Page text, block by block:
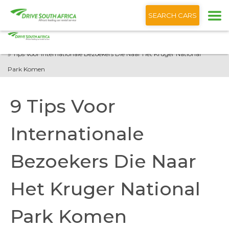
Nederlands
SEARCH CARS
Startpagina
9 Tips Voor Internationale Bezoekers Die Naar Het Kruger National
Park Komen
9 Tips Voor
Internationale
Bezoekers Die Naar
Het Kruger National
Park Komen